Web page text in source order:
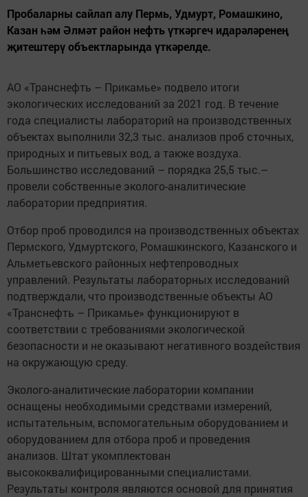
Пробаларны сайлап алу Пермь, Удмурт, Ромашкино,
Казан һәм Әлмәт район нефть үткәргеч идарәләренең
җитештерү объектларында үткәрелде.
АО «Транснефть – Прикамье» подвело итоги
экологических исследований за 2021 год. В течение
года специалисты лабораторий на производственных
объектах выполнили 32,3 тыс. анализов проб сточных,
природных и питьевых вод, а также воздуха.
Большинство исследований – порядка 25,5 тыс.–
провели собственные эколого-аналитические
лаборатории предприятия.
Отбор проб проводился на производственных объектах
Пермского, Удмуртского, Ромашкинского, Казанского и
Альметьевского районных нефтепроводных
управлений. Результаты лабораторных исследований
подтверждали, что производственные объекты АО
«Транснефть – Прикамье» функционируют в
соответствии с требованиями экологической
безопасности и не оказывают негативного воздействия
на окружающую среду.
Эколого-аналитические лаборатории компании
оснащены необходимыми средствами измерений,
испытательным, вспомогательным оборудованием и
оборудованием для отбора проб и проведения
анализов. Штат укомплектован
высококвалифицированными специалистами.
Результаты контроля являются основой для принятия